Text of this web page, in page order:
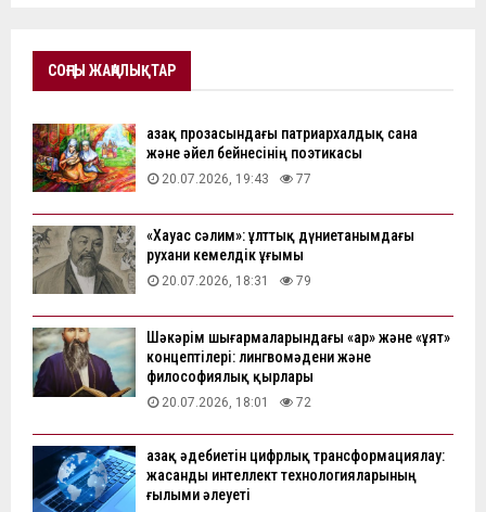
СОҢҒЫ ЖАҢАЛЫҚТАР
Қазақ прозасындағы патриархалдық сана
және әйел бейнесінің поэтикасы
20.07.2026, 19:43 77
«Хауас сәлим»: ұлттық дүниетанымдағы
рухани кемелдік ұғымы
20.07.2026, 18:31 79
Шәкәрім шығармаларындағы «ар» және «ұят»
концептілері: лингвомәдени және
философиялық қырлары
20.07.2026, 18:01 72
Қазақ әдебиетін цифрлық трансформациялау:
жасанды интеллект технологияларының
ғылыми әлеуеті